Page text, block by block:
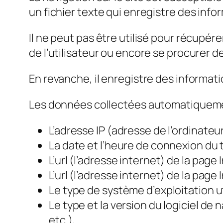
un fichier texte qui enregistre des
Il ne peut pas être utilisé pour
de l’utilisateur ou encore se procurer
En revanche, il enregistre des
Les données collectées
L’adresse IP (adresse de
La date et l’heure de connexion
L’url (l’adresse internet) de la
L’url (l’adresse internet) de la
Le type de système d’exploitation
Le type et la version du logiciel de